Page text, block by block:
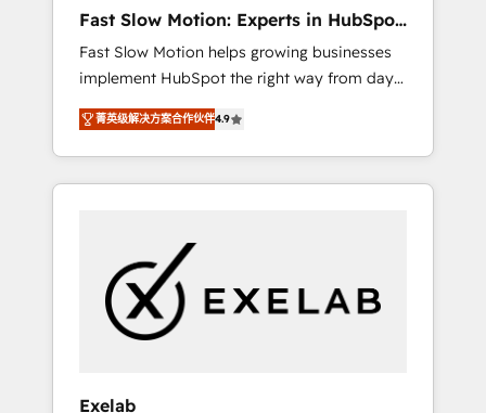
reporting - Workflow automation and data
clean-up - Sales enablement and team
training - Ongoing optimisation and RevOps
support Based in Leeds and London, we
partner with SMEs across the UK who are
ready to turn HubSpot into the growth
engine it’s meant to be.
Fast Slow Motion: Experts in HubSpot
& Salesforce
Fast Slow Motion helps growing businesses
implement HubSpot the right way from day
one — with the flexibility to scale as
complexity increases. Highly certified in both
HubSpot and Salesforce, we bring deep
experience in CRM implementation,
growing mid-market and enterprise
organizations, our team combines strong
technical execution with real business
perspective. Many of our consultants have
菁英级解决方案合作伙伴4.9
Exelab